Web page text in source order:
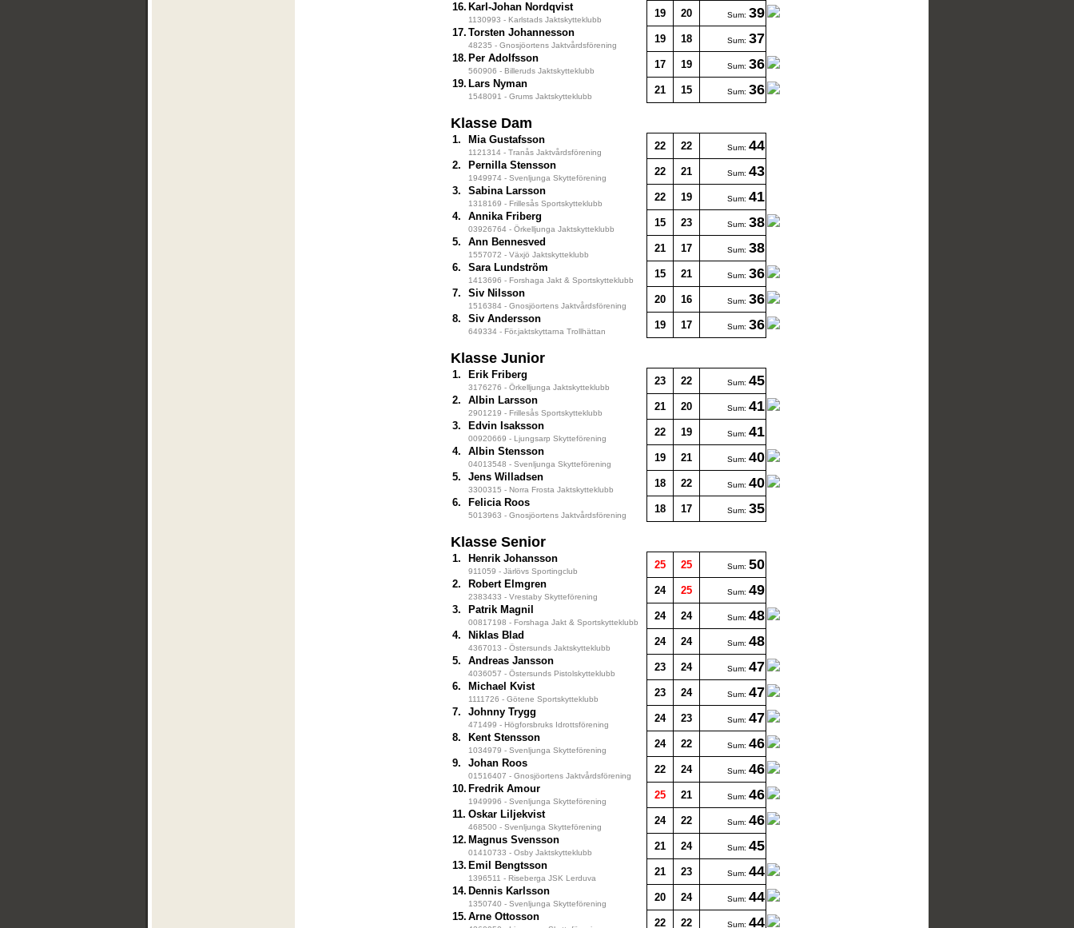
16. Karl-Johan Nordqvist
1130993 - Karlstads Jaktskytteklubb
19 20 Sum: 39
17. Torsten Johannesson
48235 - Gnosjöortens Jaktvårdsförening
19 18 Sum: 37
18. Per Adolfsson
560906 - Billeruds Jaktskytteklubb
17 19 Sum: 36
19. Lars Nyman
1548091 - Grums Jaktskytteklubb
21 15 Sum: 36
Klasse Dam
1. Mia Gustafsson
1121314 - Tranås Jaktvårdsförening
22 22 Sum: 44
2. Pernilla Stensson
1949974 - Svenljunga Skytteförening
22 21 Sum: 43
3. Sabina Larsson
1318169 - Frillesås Sportskytteklubb
22 19 Sum: 41
4. Annika Friberg
03926764 - Örkelljunga Jaktskytteklubb
15 23 Sum: 38
5. Ann Bennesved
1557072 - Växjö Jaktskytteklubb
21 17 Sum: 38
6. Sara Lundström
1413696 - Forshaga Jakt & Sportskytteklubb
15 21 Sum: 36
7. Siv Nilsson
1516384 - Gnosjöortens Jaktvårdsförening
20 16 Sum: 36
8. Siv Andersson
649334 - För.jaktskyttarna Trollhättan
19 17 Sum: 36
Klasse Junior
1. Erik Friberg
3176276 - Örkelljunga Jaktskytteklubb
23 22 Sum: 45
2. Albin Larsson
2901219 - Frillesås Sportskytteklubb
21 20 Sum: 41
3. Edvin Isaksson
00920669 - Ljungsarp Skytteförening
22 19 Sum: 41
4. Albin Stensson
04013548 - Svenljunga Skytteförening
19 21 Sum: 40
5. Jens Willadsen
3300315 - Norra Frosta Jaktskytteklubb
18 22 Sum: 40
6. Felicia Roos
5013963 - Gnosjöortens Jaktvårdsförening
18 17 Sum: 35
Klasse Senior
1. Henrik Johansson
911059 - Järlövs Sportingclub
25 25 Sum: 50
2. Robert Elmgren
2383433 - Vrestaby Skytteförening
24 25 Sum: 49
3. Patrik Magnil
00817198 - Forshaga Jakt & Sportskytteklubb
24 24 Sum: 48
4. Niklas Blad
4367013 - Östersunds Jaktskytteklubb
24 24 Sum: 48
5. Andreas Jansson
4036057 - Östersunds Pistolskytteklubb
23 24 Sum: 47
6. Michael Kvist
1111726 - Götene Sportskytteklubb
23 24 Sum: 47
7. Johnny Trygg
471499 - Högforsbruks Idrottsförening
24 23 Sum: 47
8. Kent Stensson
1034979 - Svenljunga Skytteförening
24 22 Sum: 46
9. Johan Roos
01516407 - Gnosjöortens Jaktvårdsförening
22 24 Sum: 46
10. Fredrik Amour
1949996 - Svenljunga Skytteförening
25 21 Sum: 46
11. Oskar Liljekvist
468500 - Svenljunga Skytteförening
24 22 Sum: 46
12. Magnus Svensson
01410733 - Osby Jaktskytteklubb
21 24 Sum: 45
13. Emil Bengtsson
1396511 - Riseberga JSK Lerduva
21 23 Sum: 44
14. Dennis Karlsson
1350740 - Svenljunga Skytteförening
20 24 Sum: 44
15. Arne Ottosson
22 22 Sum: 44